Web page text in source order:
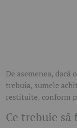
De asemenea,
trebuia, sumele
restituite, conform
Ce trebuie